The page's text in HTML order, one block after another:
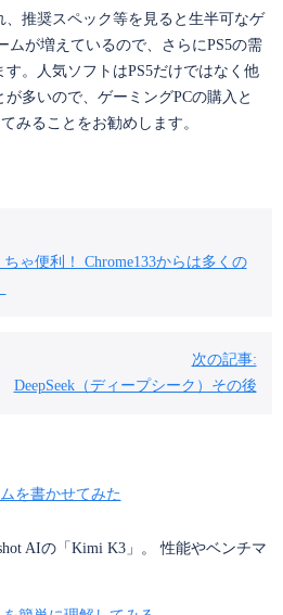
推奨スペック等を見ると生半可なゲ
ムが増えているので、さらにPS5の需
。人気ソフトはPS5だけではなく他
多いので、ゲーミングPCの購入と
みることをお勧めします。
ゃ便利！ Chrome133からは多くの
次の記事:
DeepSeek（ディープシーク）その後
を書かせてみた
AIの「Kimi K3」。 性能やベンチマ